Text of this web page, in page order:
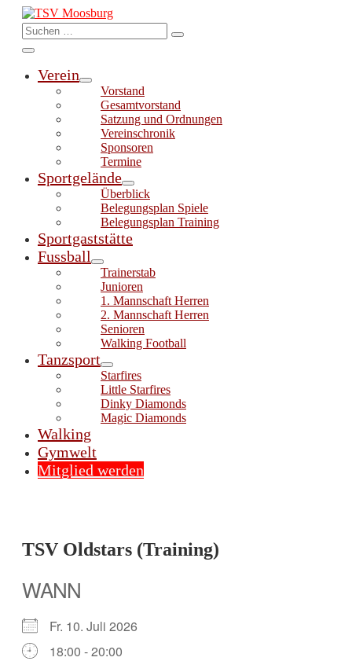
Zum
Inhalt
springen
Suche-
Schalter
Suche
nach:
Menü-
Schalter
Verein
Menü-
Schalter
Vorstand
Gesamtvorstand
Satzung und Ordnungen
Vereinschronik
Sponsoren
Termine
Sportgelände
Menü-
Schalter
Überblick
Belegungsplan Spiele
Belegungsplan Training
Sportgaststätte
Fussball
Menü-
Schalter
Trainerstab
Junioren
1. Mannschaft Herren
2. Mannschaft Herren
Senioren
Walking Football
Tanzsport
Menü-
Schalter
Starfires
Little Starfires
Dinky Diamonds
Magic Diamonds
Walking
Gymwelt
Mitglied werden
TSV Oldstars (Training)
WANN
Fr. 10. Juli 2026
18:00 - 20:00